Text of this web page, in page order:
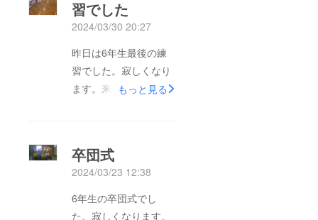
習でした
2024/03/30 20:27
昨日は6年生最後の練
習でした。寂しくなり
ます。来週からは中学
いきたいな。
もっと見る
卒団式
2024/03/23 12:38
6年生の卒団式でし
た。寂しくなります。